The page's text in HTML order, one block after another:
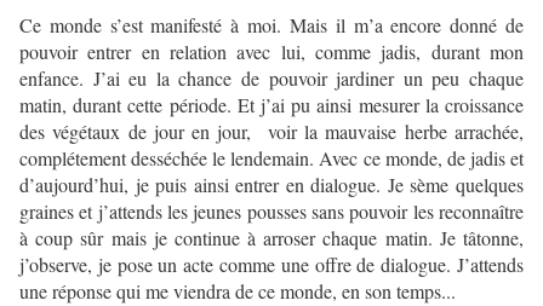
Ce monde s’est manifesté à moi. Mais il m’a encore donné de
pouvoir entrer en relation avec lui, comme jadis, durant mon
enfance. J’ai eu la chance de pouvoir jardiner un peu chaque
matin, durant cette période. Et j’ai pu ainsi mesurer la croissance
des végétaux de jour en jour, voir la mauvaise herbe arrachée,
complétement desséchée le lendemain. Avec ce monde, de jadis et
d’aujourd’hui, je puis ainsi entrer en dialogue. Je sème quelques
graines et j’attends les jeunes pousses sans pouvoir les reconnaître
à coup sûr mais je continue à arroser chaque matin. Je tâtonne,
j’observe, je pose un acte comme une offre de dialogue. J’attends
une réponse qui me viendra de ce monde, en son temps...